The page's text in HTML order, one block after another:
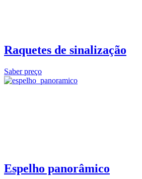
Raquetes de sinalização
Saber preço
Espelho panorâmico